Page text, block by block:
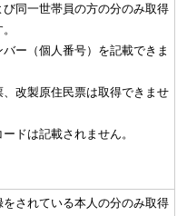
び同一世帯員の方の分のみ取得
バー（個人番号）を記載できま
、改製原住民票は取得できませ
ドは記載されません。
をされている本人の分のみ取得